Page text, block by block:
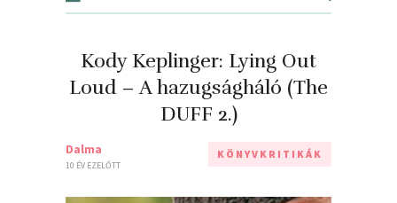
Kody Keplinger: Lying Out
Loud – A hazugságháló (The
DUFF 2.)
Dalma
10 ÉV EZELŐTT
KÖNYVKRITIKÁK